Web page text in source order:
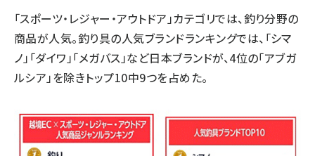
「スポーツ・レジャー・アウトドア」カテゴリでは、釣り分野の
商品が人気。釣り具の人気ブランドランキングでは、「シマ
ノ」「ダイワ」「メガバス」など日本ブランドが、4位の「アブガ
ルシア」を除きトップ10中9つを占めた。